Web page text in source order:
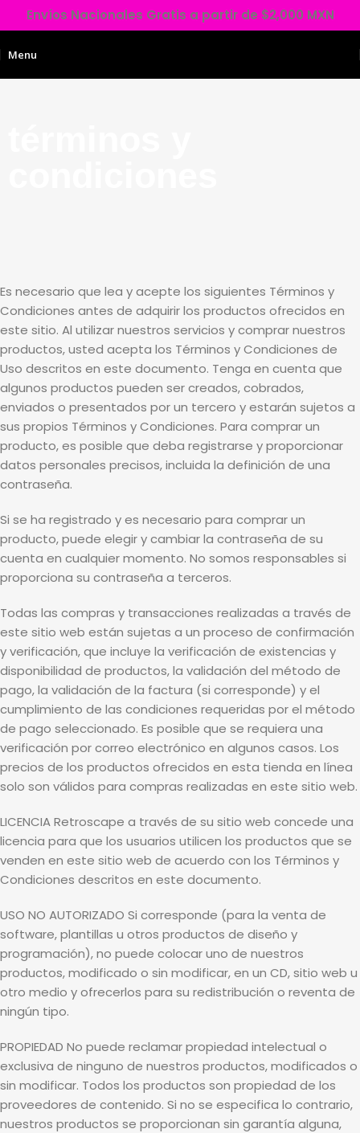
Envíos Nacionales Gratis a partir de $2,000 MXN
Menu
Es necesario que lea y acepte los siguientes Términos y
Condiciones antes de adquirir los productos ofrecidos en
este sitio. Al utilizar nuestros servicios y comprar nuestros
productos, usted acepta los Términos y Condiciones de
Uso descritos en este documento. Tenga en cuenta que
algunos productos pueden ser creados, cobrados,
enviados o presentados por un tercero y estarán sujetos a
sus propios Términos y Condiciones. Para comprar un
producto, es posible que deba registrarse y proporcionar
datos personales precisos, incluida la definición de una
contraseña.
Si se ha registrado y es necesario para comprar un
producto, puede elegir y cambiar la contraseña de su
cuenta en cualquier momento. No somos responsables si
proporciona su contraseña a terceros.
Todas las compras y transacciones realizadas a través de
este sitio web están sujetas a un proceso de confirmación
y verificación, que incluye la verificación de existencias y
disponibilidad de productos, la validación del método de
pago, la validación de la factura (si corresponde) y el
cumplimiento de las condiciones requeridas por el método
de pago seleccionado. Es posible que se requiera una
verificación por correo electrónico en algunos casos. Los
precios de los productos ofrecidos en esta tienda en línea
solo son válidos para compras realizadas en este sitio web.
LICENCIA Retroscape a través de su sitio web concede una
licencia para que los usuarios utilicen los productos que se
venden en este sitio web de acuerdo con los Términos y
Condiciones descritos en este documento.
USO NO AUTORIZADO Si corresponde (para la venta de
software, plantillas u otros productos de diseño y
programación), no puede colocar uno de nuestros
productos, modificado o sin modificar, en un CD, sitio web u
otro medio y ofrecerlos para su redistribución o reventa de
ningún tipo.
PROPIEDAD No puede reclamar propiedad intelectual o
exclusiva de ninguno de nuestros productos, modificados o
sin modificar. Todos los productos son propiedad de los
proveedores de contenido. Si no se especifica lo contrario,
nuestros productos se proporcionan sin garantía alguna,